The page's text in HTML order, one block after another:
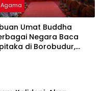
Agama
Umat Buddha
Negara Baca
di Borobudur,